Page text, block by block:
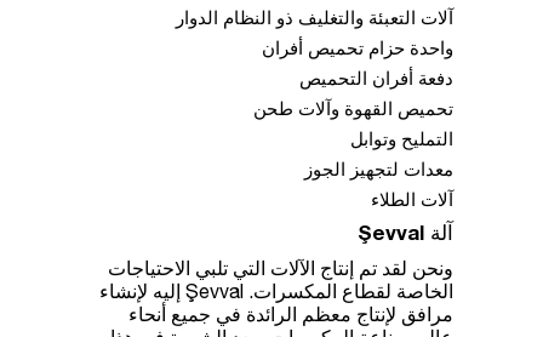
آلات التعبئة والتغليف ذو النظام الدوار
واحدة حزام تحميص أفران
دفعة أفران التحميص
تحميص القهوة وآلات طحن
التمليح وتوابل
معدات لتجهيز الجوز
آلات الطلاء
آلة Şevval
ونحن لقد تم إنتاج الآلات التي تلبي الاحتياجات
الخاصة لقطاع المكسرات. Şevval إليه لإنشاء
مرافق لإنتاج معظم الرائدة في جميع أنحاء